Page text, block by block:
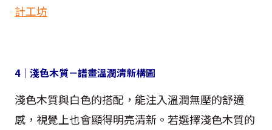
計工坊
4｜淺色木質－譜畫溫潤清新構圖
淺色木質與白色的搭配，能注入溫潤無壓的舒適
感，視覺上也會顯得明亮清新。若選擇淺色木質的